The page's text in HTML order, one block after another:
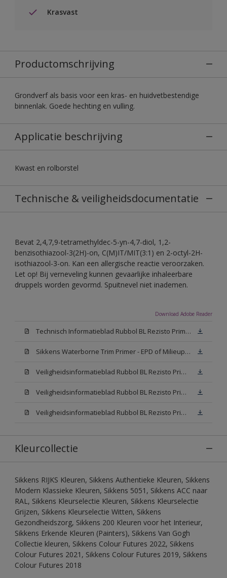
Krasvast
Productomschrijving
Grondverf als basis voor een kras- en huidvetbestendige
binnenlak. Goede hechting en vulling.
Applicatie beschrijving
Kwast en rolborstel
Technische & veiligheidsdocumentatie
Bevat 2,4,7,9-tetramethyldec-5-yn-4,7-diol, 1,2-
benzisothiazool-3(2H)-on, C(M)IT/MIT(3:1) en 2-octyl-2H-
isothiazool-3-on. Kan een allergische reactie veroorzaken.
Let op! Bij verneveling kunnen gevaarlijke inhaleerbare
druppels worden gevormd. Spuitnevel niet inademen.
Download Adobe Reader
Technisch Informatieblad Rubbol BL Rezisto Primer (New Livery) (PDF)
Sikkens Waterborne Trim Primer - EPD of Milieuproductverklaring
Veiligheidsinformatieblad Rubbol BL Rezisto Primer N00 (MSDS)
Veiligheidsinformatieblad Rubbol BL Rezisto Primer White (MSDS)
Veiligheidsinformatieblad Rubbol BL Rezisto Primer W05 (MSDS)
Kleurcollectie
Sikkens RIJKS Kleuren, Sikkens Authentieke Kleuren, Sikkens
Modern Klassieke Kleuren, Sikkens 5051, Sikkens ACC naar
RAL, Sikkens Kleurselectie Kleuren, Sikkens Kleurselectie
Grijzen, Sikkens Kleurselectie Witten, Sikkens
Gezondheidszorg, Sikkens 200 Kleuren voor het Interieur,
Sikkens Erkende Kleuren (Painters), Sikkens Van Gogh
Collectie kleuren, Sikkens Colour Futures 2022, Sikkens
Colour Futures 2021, Sikkens Colour Futures 2019, Sikkens
Colour Futures 2018